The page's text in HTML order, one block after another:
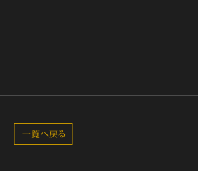
一覧へ戻る